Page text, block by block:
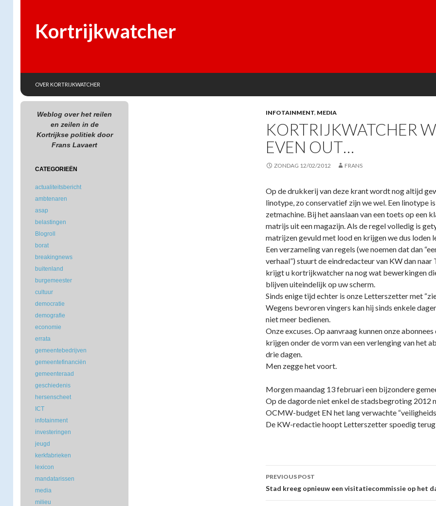
Kortrijkwatcher
OVER KORTRIJKWATCHER
INFOTAINMENT, MEDIA
KORTRIJKWATCHER
EVEN OUT…
ZONDAG 12/02/2012 FRANS
Op de drukkerij van deze krant wordt nog altijd
linotype, zo conservatief zijn we wel. Een linotype
zetmachine. Bij het aanslaan van een toets op een
matrijs uit een magazijn. Als de regel volledig is
matrijzen gevuld met lood en krijgen we dus loden
Een verzameling van regels (we noemen dat dan
verhaal”) stuurt de eindredacteur van KW dan naar
krijgt u kortrijkwatcher na nog wat bewerkingen
blijven uiteindelijk op uw scherm.
Sinds enige tijd echter is onze Letterszetter met
Wegens bevroren vingers kan hij sinds enkele
niet meer bedienen.
Onze excuses. Op aanvraag kunnen onze
krijgen onder de vorm van een verlenging van het
drie dagen.
Men zegge het voort.
Morgen maandag 13 februari een bijzondere
Op de dagorde niet enkel de stadsbegroting 2012
OCMW-budget EN het lang verwachte
De KW-redactie hoopt Letterszetter spoedig terug
Post
navigation
PREVIOUS POST
Stad kreeg opnieuw een visitatiecommissie op het
Weblog over het reilen
en zeilen in de
Kortrijkse politiek door
Frans Lavaert
CATEGORIEËN
actualiteitsbericht
ambtenaren
asap
belastingen
Blogroll
borat
breakingnews
buitenland
burgemeester
cultuur
democratie
demografie
economie
errata
gemeentebedrijven
gemeentefinanciën
gemeenteraad
geschiedenis
hersenscheet
ICT
infotainment
investeringen
jeugd
kerkfabrieken
lexicon
mandatarissen
media
milieu